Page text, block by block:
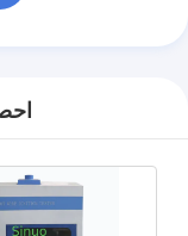
معدات اختبار IEC 62368